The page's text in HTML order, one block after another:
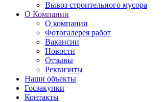
Вывоз строительного мусора
О Компании
О компании
Фотогалерея работ
Вакансии
Новости
Отзывы
Реквизиты
Наши объекты
Госзакупки
Контакты